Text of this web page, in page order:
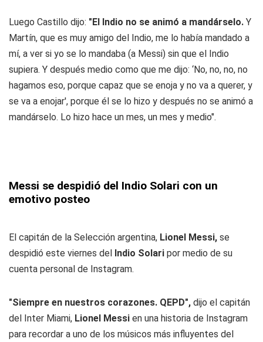
Luego Castillo dijo: "El Indio no se animó a mandárselo. Y
Martín, que es muy amigo del Indio, me lo había mandado a
mí, a ver si yo se lo mandaba (a Messi) sin que el Indio
supiera. Y después medio como que me dijo: ‘No, no, no, no
hagamos eso, porque capaz que se enoja y no va a querer, y
se va a enojar', porque él se lo hizo y después no se animó a
mandárselo. Lo hizo hace un mes, un mes y medio".
Messi se despidió del Indio Solari con un
emotivo posteo
El capitán de la Selección argentina, Lionel Messi, se
despidió este viernes del Indio Solari por medio de su
cuenta personal de Instagram.
"Siempre en nuestros corazones. QEPD", dijo el capitán
del Inter Miami, Lionel Messi en una historia de Instagram
para recordar a uno de los músicos más influyentes del